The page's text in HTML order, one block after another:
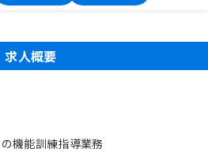
求人概要
機能訓練指導業務